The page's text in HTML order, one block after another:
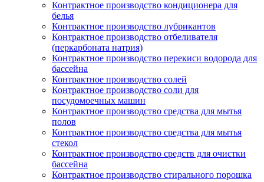
Контрактное производство кондиционера для
белья
Контрактное производство лубрикантов
Контрактное производство отбеливателя
(перкарбоната натрия)
Контрактное производство перекиси водорода для
бассейна
Контрактное производство солей
Контрактное производство соли для
посудомоечных машин
Контрактное производство средства для мытья
полов
Контрактное производство средства для мытья
стекол
Контрактное производство средств для очистки
бассейна
Контрактное производство стирального порошка